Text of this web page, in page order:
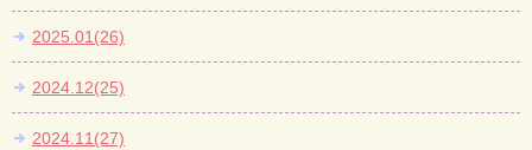
2025.01(26)
2024.12(25)
2024.11(27)